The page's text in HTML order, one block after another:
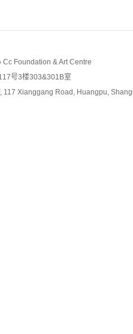
Cc Foundation & Art Centre
号3楼303&301B室
117 Xianggang Road, Huangpu,